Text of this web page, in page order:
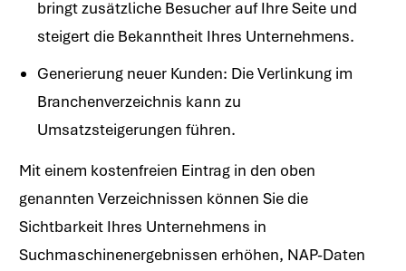
bringt zusätzliche Besucher auf Ihre Seite und
steigert die Bekanntheit Ihres Unternehmens.
Generierung neuer Kunden: Die Verlinkung im
Branchenverzeichnis kann zu
Umsatzsteigerungen führen.
Mit einem kostenfreien Eintrag in den oben
genannten Verzeichnissen können Sie die
Sichtbarkeit Ihres Unternehmens in
Suchmaschinenergebnissen erhöhen, NAP-Daten